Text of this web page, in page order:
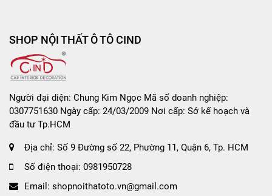
Công dụng củaBọc vô lăng CIND G2009 size M
màu xám
Bọc được làm từ chất liệu cao cấp thấm hút mồ
hôi, độ thoáng khí cao và không gây trơn trượt
khi xoay vô lăng.
Đường chỉ may tinh tế tạo nên nét sang trọng,
SHOP NỘI THẤT Ô TÔ CIND
Người đại diện: Chung Kim Ngọc Mã số doanh nghiệp:
0307751630 Ngày cấp: 24/03/2009 Nơi cấp: Sở kế hoạch và
đầu tư Tp.HCM
Địa chỉ: Số 9 Đường số 22, Phường 11, Quận 6, Tp. HCM
Số điện thoại: 0981950728
Email: shopnoithatoto.vn@gmail.com